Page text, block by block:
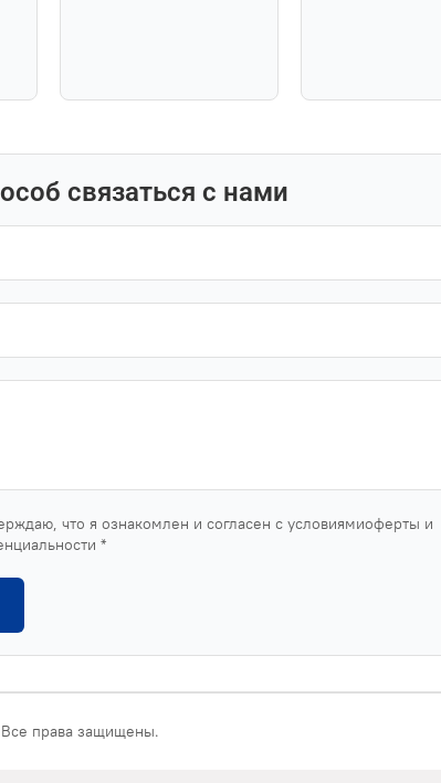
связаться с нами
что я ознакомлен и согласен с условиямиоферты и
*
права защищены.